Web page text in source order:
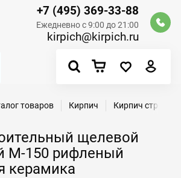
+7 (495) 369-33-88
Ежедневно с 9:00 до 21:00
kirpich@kirpich.ru
щелевой
М-150 рифленый
керамика
товаров Кирпич Кирпич